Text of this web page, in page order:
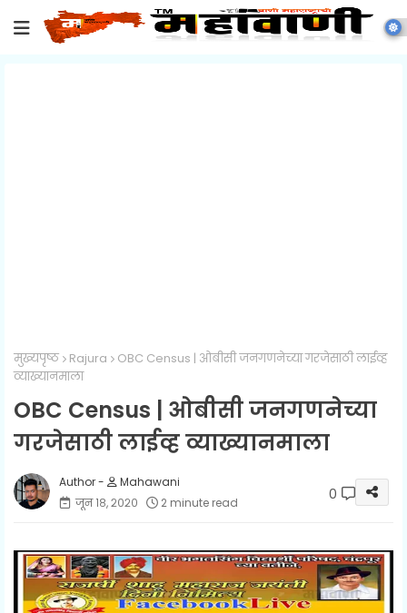
मुख्यपृष्ठ Rajura
OBC Census | ओबीसी जनगणनेच्या गरजेसाठी लाईव्ह
व्याख्यानमाला
OBC Census | ओबीसी जनगणनेच्या
गरजेसाठी लाईव्ह व्याख्यानमाला
Mahawani
जून १८, २०२०
2 minute read 0